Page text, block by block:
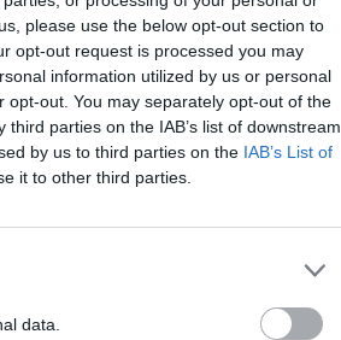
please use the below opt-out section to
opt-out request is processed you may
information utilized by us or personal
out. You may separately opt-out of the
parties on the IAB’s list of downstream
by us to third parties on the IAB’s List of
it to other third parties.
data.